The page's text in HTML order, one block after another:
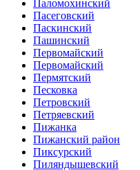
Паломохинский
Пасеговский
Паскинский
Пашинский
Первомайский
Первомайский
Пермятский
Песковка
Петровский
Петряевский
Пижанка
Пижанский район
Пиксурский
Пиляндышевский